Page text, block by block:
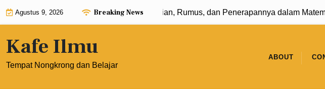
Agustus 9, 2026 Breaking News
Eksponen dengan Pangkat 0: Pengertian, Rumus, dan Penerapannya dalam
Kafe Ilmu
Tempat Nongkrong dan Belajar
ABOUT